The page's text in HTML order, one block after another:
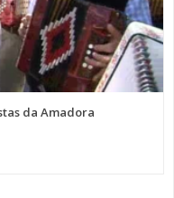
da Amadora